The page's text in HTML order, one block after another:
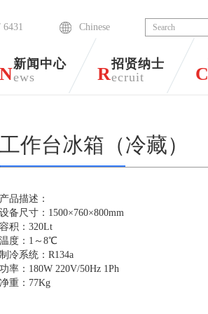
6431 Chinese
新闻中心
ews
N
招贤纳士
ecruit
R C
工作台冰箱（冷藏）
产品描述：
设备尺寸：
容积：320Lt
温度：1～8℃
制冷系统：R134a
功率：180W 220V/50Hz
净重：77Kg